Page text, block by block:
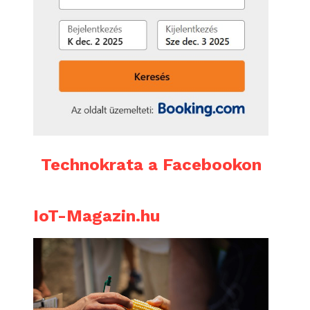
Technokrata a Facebookon
IoT-Magazin.hu